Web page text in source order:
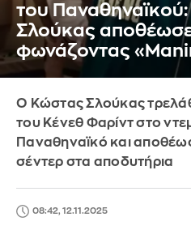
του
Σλούκας
φωνάζοντας
Ο Κώστας Σλούκας
του Κένεθ Φαρίντ στο
Παναθηναϊκό και
σέντερ στα αποδυτήρια
08:42, 12.11.2025